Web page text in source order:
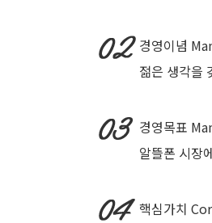
경영이념
젊은 생각을
경영목표
알뜰폰 시장
핵심가치